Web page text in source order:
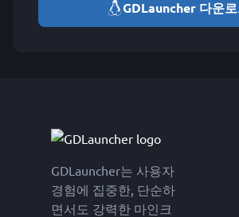
GDLauncher 다운
GDLauncher는 사용자
경험에 집중한, 단순하
면서도 강력한 마인크